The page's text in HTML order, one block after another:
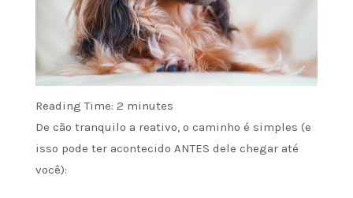
Reading Time: 2 minutes
De cão tranquilo a reativo, o caminho é simples (e
isso pode ter acontecido ANTES dele chegar até
você):